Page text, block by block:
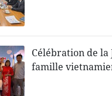
Célébration de la
famille